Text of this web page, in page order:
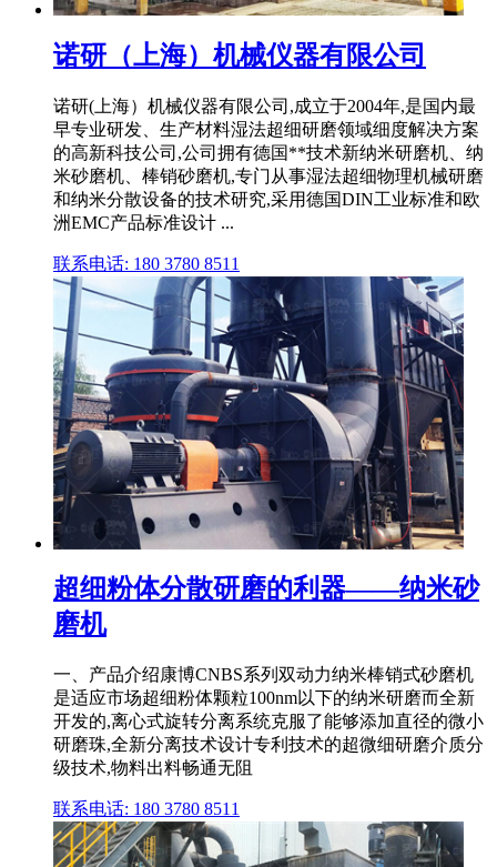
诺研（上海）机械仪器有限公司
诺研(上海）机械仪器有限公司,成立于2004年,是国内最
早专业研发、生产材料湿法超细研磨领域细度解决方案
的高新科技公司,公司拥有德国**技术新纳米研磨机、纳
米砂磨机、棒销砂磨机,专门从事湿法超细物理机械研磨
和纳米分散设备的技术研究,采用德国DIN工业标准和欧
洲EMC产品标准设计 ...
联系电话: 180 3780 8511
超细粉体分散研磨的利器——纳米砂
磨机
一、产品介绍康博CNBS系列双动力纳米棒销式砂磨机
是适应市场超细粉体颗粒100nm以下的纳米研磨而全新
开发的,离心式旋转分离系统克服了能够添加直径的微小
研磨珠,全新分离技术设计专利技术的超微细研磨介质分
级技术,物料出料畅通无阻
联系电话: 180 3780 8511